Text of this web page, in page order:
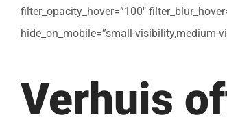
filter_opacity_hover=”100″
hide_on_mobile=”small-visibility,medium-
Verhuis